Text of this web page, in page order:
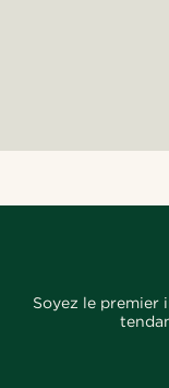
Soyez le premier